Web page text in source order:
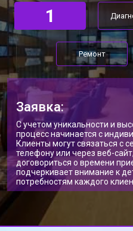
1
Ремонт
Заявка:
С учетом уникальности и
процесс начинается с
Клиенты могут связаться с
телефону или через веб-
договориться о времени
подчеркивает внимание к
потребностям каждого